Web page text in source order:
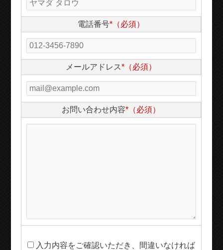
電話番号*（必須）
メールアドレス*（必須）
お問い合わせ内容*（必須）
入力内容をご確認いただき、間違いなければ